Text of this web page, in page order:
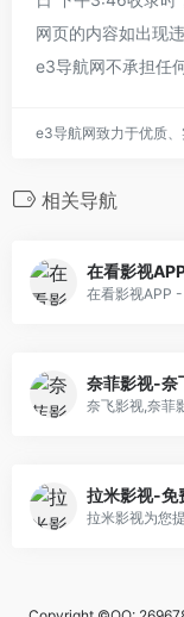
网页的内容如出现
e3导航网不承担任
e3导航网致力于优质、
相关导航